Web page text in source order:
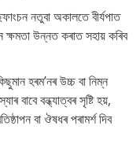
নতুবা অকালতে বীর্যপাত
ক্ষমতা উন্নত কৰাত সহায় কৰিব
হৰম’নৰ উচ্চ বা নিম্ন
বাবে বন্ধ্যাত্বৰ সৃষ্টি হয়,
বা ঔষধৰ পৰামৰ্শ দিব